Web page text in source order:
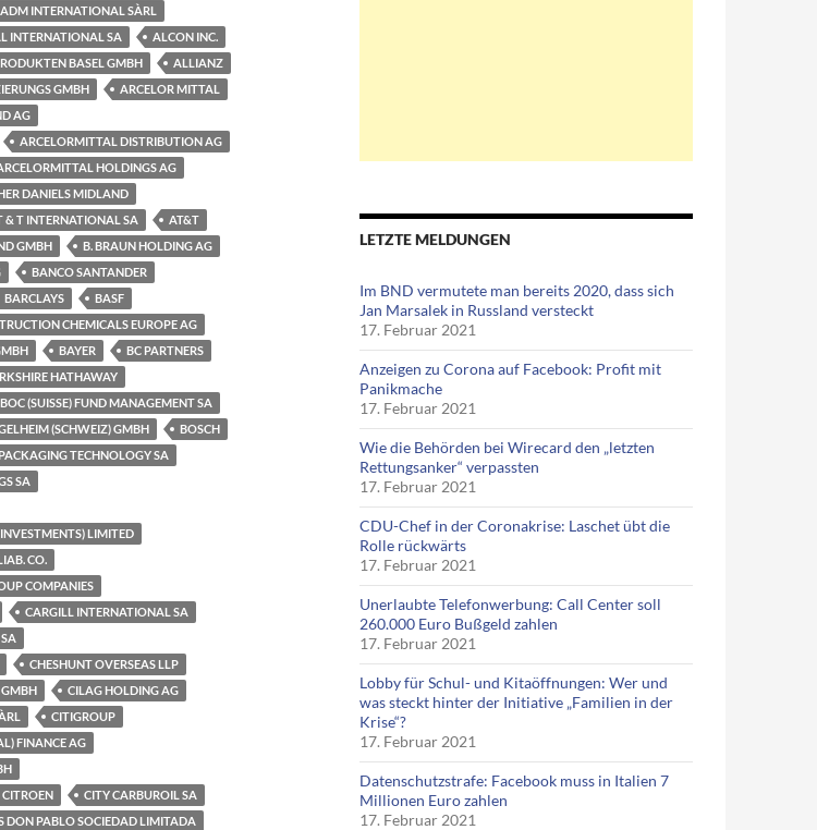
ADM INTERNATIONAL SÀRL
INTERNATIONAL SA
ALCON INC.
BASEL GMBH
ALLIANZ
GMBH
ARCELOR MITTAL
AG
ARCELORMITTAL DISTRIBUTION AG
HOLDINGS AG
DANIELS MIDLAND
& T INTERNATIONAL SA
AT&T
GMBH
B. BRAUN HOLDING AG
BANCO SANTANDER
BARCLAYS
BASF
CHEMICALS EUROPE AG
BAYER
BC PARTNERS
HATHAWAY
BOC (SUISSE) FUND MANAGEMENT SA
(SCHWEIZ) GMBH
BOSCH
TECHNOLOGY SA
SA
LIMITED
CO.
COMPANIES
CARGILL INTERNATIONAL SA
CHESHUNT OVERSEAS LLP
GMBH
CILAG HOLDING AG
CITIGROUP
FINANCE AG
CITROEN
CITY CARBUROIL SA
DON PABLO SOCIEDAD LIMITADA
LETZTE MELDUNGEN
Im BND vermutete man bereits 2020, dass sich
Jan Marsalek in Russland versteckt
17. Februar 2021
Anzeigen zu Corona auf Facebook: Profit mit
Panikmache
17. Februar 2021
Wie die Behörden bei Wirecard den „letzten
Rettungsanker“ verpassten
17. Februar 2021
CDU-Chef in der Coronakrise: Laschet übt die
Rolle rückwärts
17. Februar 2021
Unerlaubte Telefonwerbung: Call Center soll
260.000 Euro Bußgeld zahlen
17. Februar 2021
Lobby für Schul- und Kitaöffnungen: Wer und
was steckt hinter der Initiative „Familien in der
Krise“?
17. Februar 2021
Datenschutzstrafe: Facebook muss in Italien 7
Millionen Euro zahlen
17. Februar 2021